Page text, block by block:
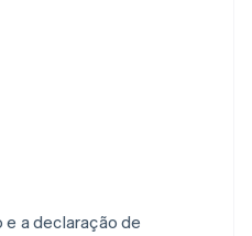
a declaração de